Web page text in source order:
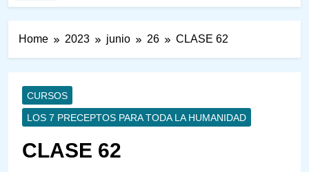
Home 2023 junio 26 CLASE 62
CURSOS
LOS 7 PRECEPTOS PARA TODA LA HUMANIDAD
CLASE 62